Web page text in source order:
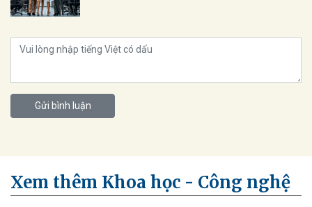
Gửi bình luận
Xem thêm Khoa học - Công nghệ